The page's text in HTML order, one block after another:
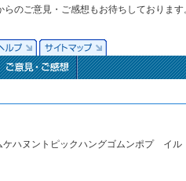
のご意見・ご感想もお待ちしております
ケハヌントピックハングゴムンポプ イ